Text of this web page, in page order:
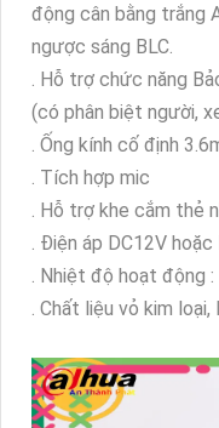
động cân bằng trắng
ngược sáng BLC.
. Hỗ trợ chức năng
(có phân biệt người,
. Ống kính cố định
. Tích hợp mic
. Hỗ trợ khe cắm thẻ
. Điện áp DC12V
. Nhiệt độ hoạt động
. Chất liệu vỏ kim